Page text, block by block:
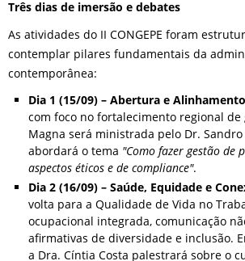
Três dias de imersão e debates
As atividades do II CONGEPE foram
contemplar pilares fundamentais da
contemporânea:
Dia 1 (15/09) – Abertura e
com foco no fortalecimento regional de
Magna será ministrada pelo Dr.
abordará o tema "Como fazer gestão de
aspectos éticos e de compliance".
Dia 2 (16/09) – Saúde, Equidade e
volta para a Qualidade de Vida no
ocupacional integrada, comunicação
afirmativas de diversidade e inclusão.
a Dra. Cíntia Costa palestrará sobre o